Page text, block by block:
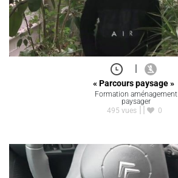
« Parcours paysage »
Formation aménagement
paysager
495 vues
0